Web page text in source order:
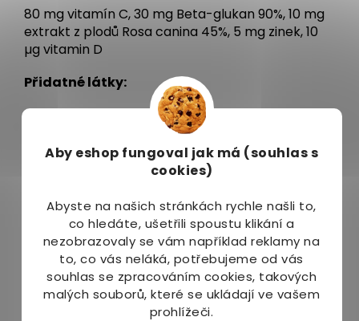
Aby eshop fungoval jak má (souhlas s
cookies)
Abyste na našich stránkách rychle našli to,
co hledáte, ušetřili spoustu klikání a
nezobrazovaly se vám například reklamy na
to, co vás neláká, potřebujeme od vás
souhlas se zpracováním cookies, takových
malých souborů, které se ukládají ve vašem
prohlížeči.
80 mg vitamín C, 30 mg Beta-glukan 90%, 10 mg
extrakt z plodů Rosa canina 45%, 5 mg zinek, 10
µg vitamin D
Přidatné látky:
Xylitol, přírodní barvivo červená řepa, stearan
hořečnatý, přírodní aroma jahoda, sukralóza
Dávkování:
Užívejte 1 tabletu po jídle, nechejte rozpustit v
ústech. Doporučuje se 30 min po užití nejíst a
Balení:
90 cucacích tablet - dávka na 3 měsíce